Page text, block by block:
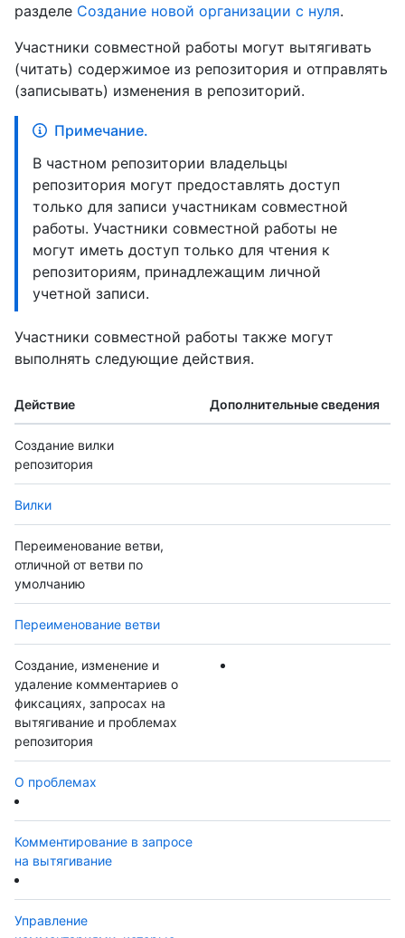
разделе Создание новой организации с нуля.
Участники совместной работы могут вытягивать
(читать) содержимое из репозитория и отправлять
(записывать) изменения в репозиторий.
Примечание.
В частном репозитории владельцы
репозитория могут предоставлять доступ
только для записи участникам совместной
работы. Участники совместной работы не
могут иметь доступ только для чтения к
репозиториям, принадлежащим личной
учетной записи.
Участники совместной работы также могут
выполнять следующие действия.
Действие Дополнительные сведения
Создание вилки
репозитория
Вилки
Переименование ветви,
отличной от ветви по
умолчанию
Переименование ветви
Создание, изменение и
удаление комментариев о
фиксациях, запросах на
вытягивание и проблемах
репозитория
О проблемах
Комментирование в запросе
на вытягивание
Управление